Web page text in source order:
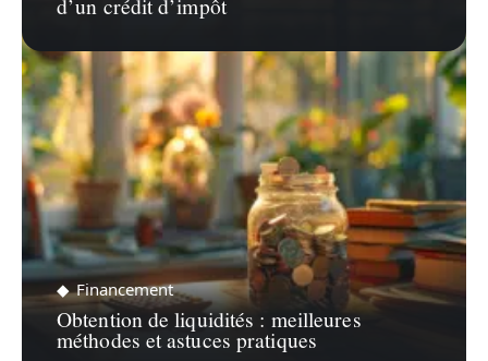
Financement
Obtention de liquidités : meilleures
méthodes et astuces pratiques